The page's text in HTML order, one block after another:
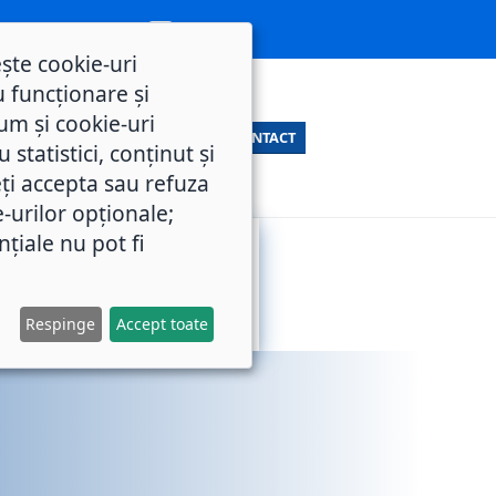
CONTACT
cookie-uri
funcționare și
și cookie-uri
statistici, conținut și
accepta sau refuza
urilor opționale;
nu pot fi
Respinge Accept toate